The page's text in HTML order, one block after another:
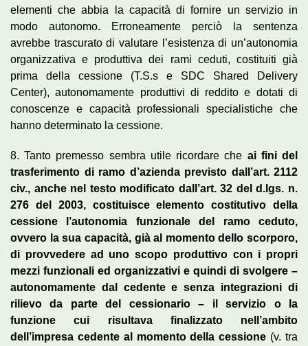
elementi che abbia la capacità di fornire un servizio in
modo autonomo. Erroneamente perciò la sentenza
avrebbe trascurato di valutare l’esistenza di un’autonomia
organizzativa e produttiva dei rami ceduti, costituiti già
prima della cessione (T.S.s e SDC Shared Delivery
Center), autonomamente produttivi di reddito e dotati di
conoscenze e capacità professionali specialistiche che
hanno determinato la cessione.
8. Tanto premesso sembra utile ricordare che ai fini del
trasferimento di ramo d’azienda previsto dall’art. 2112
civ., anche nel testo modificato dall’art. 32 del d.lgs. n.
276 del 2003, costituisce elemento costitutivo della
cessione l’autonomia funzionale del ramo ceduto,
ovvero la sua capacità, già al momento dello scorporo,
di provvedere ad uno scopo produttivo con i propri
mezzi funzionali ed organizzativi e quindi di svolgere –
autonomamente dal cedente e senza integrazioni di
rilievo da parte del cessionario – il servizio o la
funzione cui risultava finalizzato nell’ambito
dell’impresa cedente al momento della cessione (v. tra